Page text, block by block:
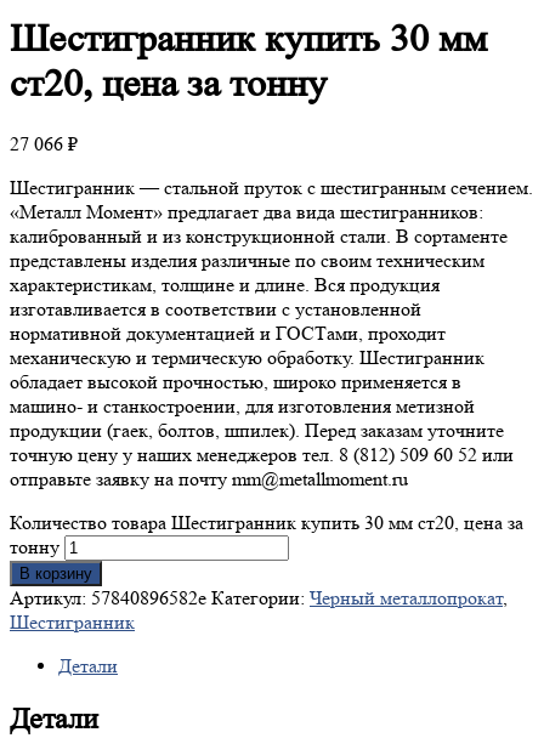
Шестигранниккупить 30 мм
ст20, цена за тонну
27 066 ₽
Шестигранник — стальной пруток с шестигранным сечением.
«Металл Момент» предлагает два вида шестигранников:
калиброванный и из конструкционной стали. В сортаменте
представлены изделия различные по своим техническим
характеристикам, толщине и длине. Вся продукция
изготавливается в соответствии с установленной
нормативной документацией и ГОСТами, проходит
механическую и термическую обработку. Шестигранник
обладает высокой прочностью, широко применяется в
машино- и станкостроении, для изготовления метизной
продукции (гаек, болтов, шпилек). Перед заказам уточните
точную цену у наших менеджеров тел. 8 (812) 509 60 52 или
отправьте заявку на почту mm@metallmoment.ru
Количество товара Шестигранник купить 30 мм ст20, цена за
тонну
В корзину
Артикул: 57840896582e Категории: Черный металлопрокат,
Шестигранник
Детали
Детали